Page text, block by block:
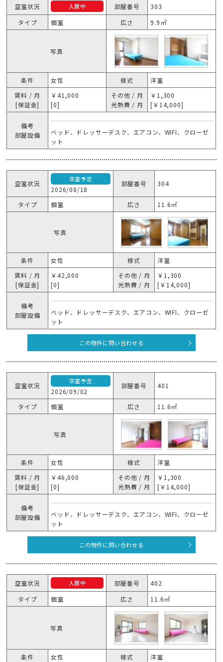
空室状況 入居中 部屋番号
303
タイプ
個室 広さ 9.9㎡
写真
条件 女性 様式
洋室
賃料 / 月
[保証金]
￥41,000
[0]
その他 / 月
光熱費 / 月
￥1,300
[￥14,000]
備考
部屋設備
ベッド、ドレッサーデスク、エアコン、WIFI、クローゼ
ット
空室状況
空室予定
2026/08/18
部屋番号 304
タイプ 個室 広さ 11.6㎡
写真
条件 女性 様式
洋室
賃料 / 月
[保証金]
￥42,000
[0]
その他 / 月
光熱費 / 月
￥1,300
[￥14,000]
備考
部屋設備
ベッド、ドレッサーデスク、エアコン、WIFI、クローゼ
ット
この物件に問い合わせる
空室状況
空室予定
2026/09/02
部屋番号 401
タイプ 個室 広さ 11.6㎡
写真
条件 女性 様式
洋室
賃料 / 月
[保証金]
￥46,000
[0]
その他 / 月
光熱費 / 月
￥1,300
[￥14,000]
備考
部屋設備
ベッド、ドレッサーデスク、エアコン、WIFI、クローゼ
ット
この物件に問い合わせる
空室状況 入居中 部屋番号
402
タイプ
個室 広さ 11.6㎡
写真
条件 女性 様式
洋室